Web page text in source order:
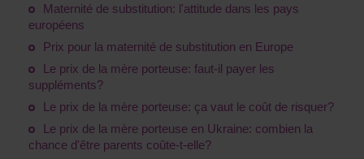
Maternité de substitution: l'attitude dans les pays
européens
Prix pour la maternité de substitution en Europe
Le prix de la mère porteuse: faut-il payer les
suppléments?
Le prix de la mère porteuse: ça vaut le coût de risquer?
Le prix de la mère porteuse en Ukraine: combien la
chance d'être parents coûte-t-elle?